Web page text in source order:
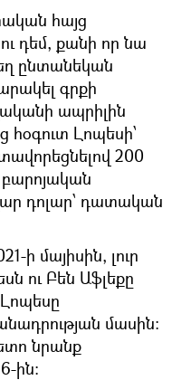
հայց
դեմ, քանի որ նա
ընտանեկան
գրքի
ապրիլին
հօգուտ Լոպեսի՝
200
դոլար՝ դատական
ի մայիսին, լուր
ու Բեն Աֆլեքը
մասին։
նրանք
ին։